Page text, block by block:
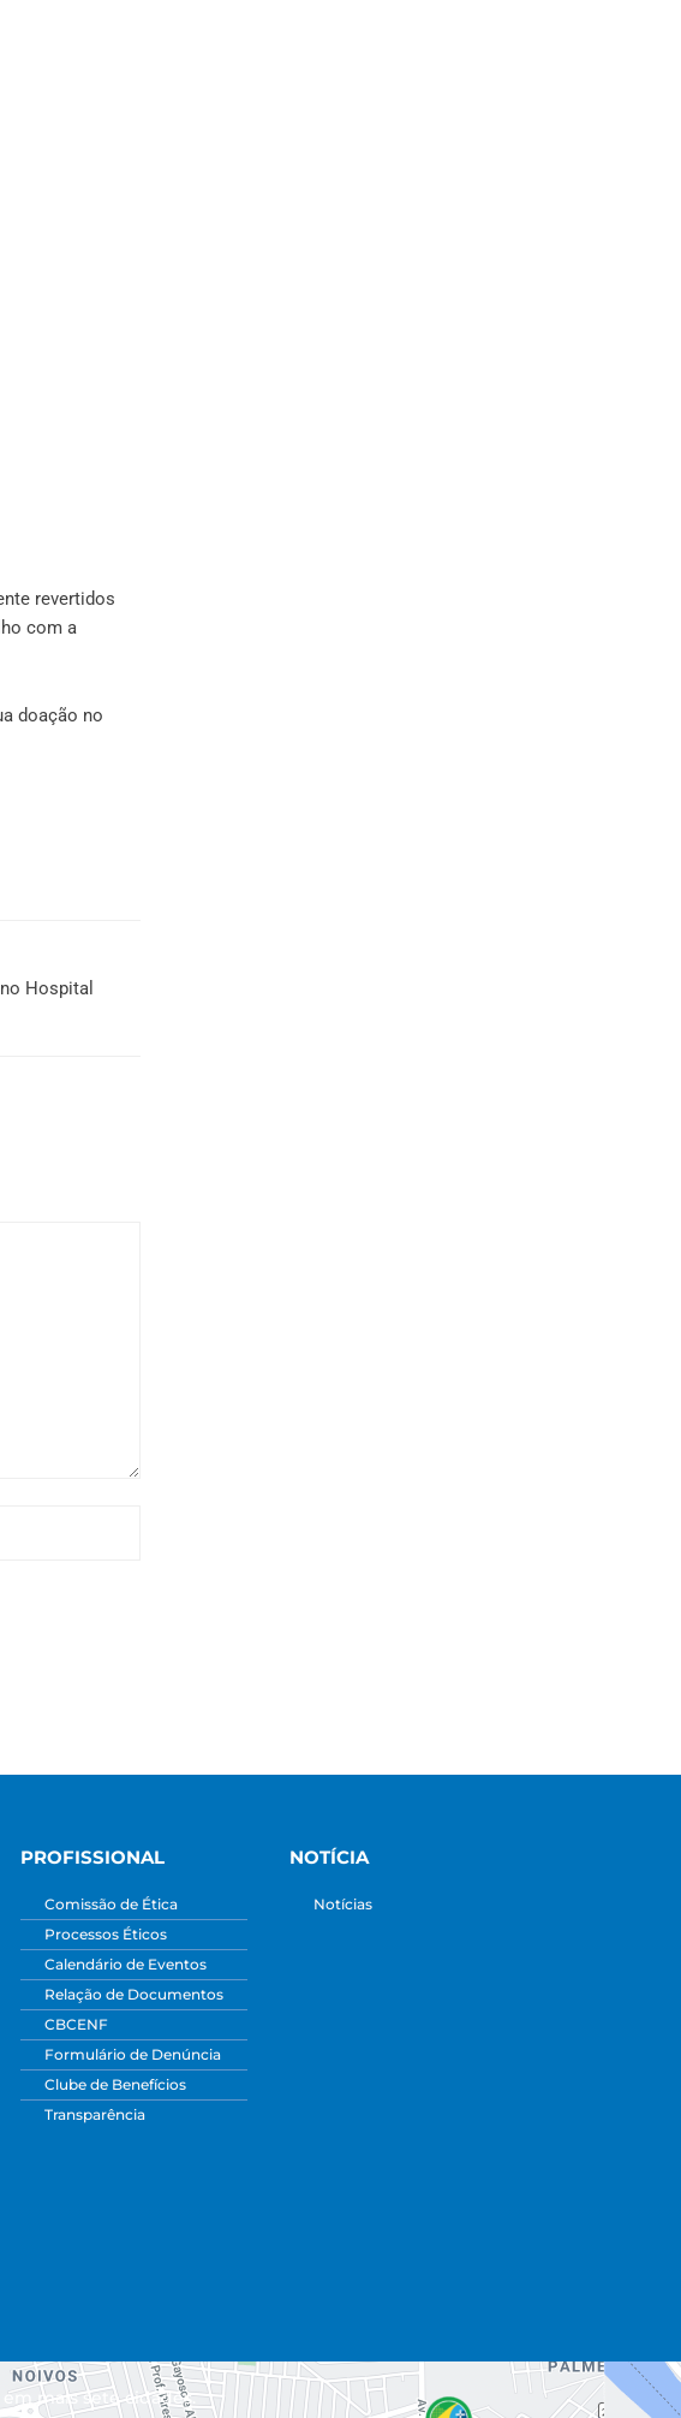
revertidos
com a
doação no
Hospital
PROFISSIONAL
Comissão de Ética
Processos Éticos
Calendário de Eventos
Relação de Documentos
CBCENF
Formulário de Denúncia
Clube de Benefícios
Transparência
NOTÍCIA
Notícias
mais sete cidades.